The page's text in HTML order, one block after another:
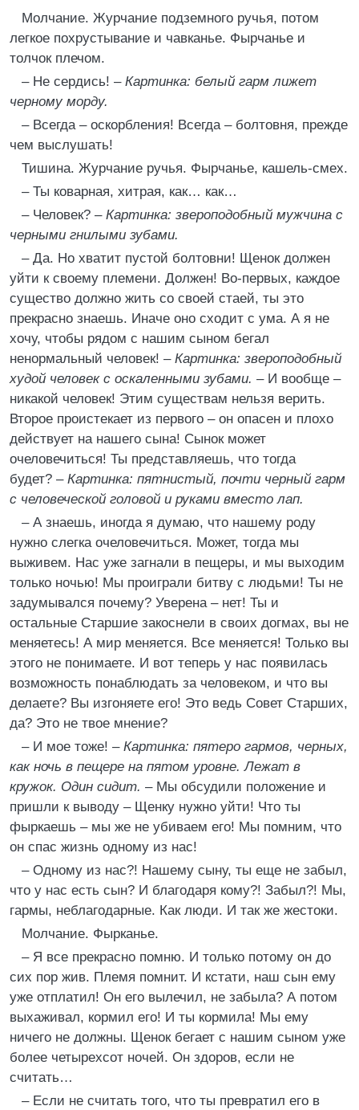
Молчание. Журчание подземного ручья, потом
легкое похрустывание и чавканье. Фырчанье и
толчок плечом.
– Не сердись! – Картинка: белый гарм лижет
черному морду.
– Всегда – оскорбления! Всегда – болтовня, прежде
чем выслушать!
Тишина. Журчание ручья. Фырчанье, кашель-смех.
– Ты коварная, хитрая, как… как…
– Человек? – Картинка: звероподобный мужчина с
черными гнилыми зубами.
– Да. Но хватит пустой болтовни! Щенок должен
уйти к своему племени. Должен! Во-первых, каждое
существо должно жить со своей стаей, ты это
прекрасно знаешь. Иначе оно сходит с ума. А я не
хочу, чтобы рядом с нашим сыном бегал
ненормальный человек! – Картинка: звероподобный
худой человек с оскаленными зубами. –И вообще –
никакой человек! Этим существам нельзя верить.
Второе проистекает из первого – он опасен и плохо
действует на нашего сына! Сынок может
очеловечиться! Ты представляешь, что тогда
будет? – Картинка: пятнистый, почти черный гарм
с человеческой головой и руками вместо лап.
– А знаешь, иногда я думаю, что нашему роду
нужно слегка очеловечиться. Может, тогда мы
выживем. Нас уже загнали в пещеры, и мы выходим
только ночью! Мы проиграли битву с людьми! Ты не
задумывался почему? Уверена – нет! Ты и
остальные Старшие закоснели в своих догмах, вы не
меняетесь! А мир меняется. Все меняется! Только вы
этого не понимаете. И вот теперь у нас появилась
возможность понаблюдать за человеком, и что вы
делаете? Вы изгоняете его! Это ведь Совет Старших,
да? Это не твое мнение?
– И мое тоже! – Картинка: пятеро гармов, черных,
как ночь в пещере на пятом уровне. Лежат в
кружок. Один сидит. – Мы обсудили положение и
пришли к выводу – Щенку нужно уйти! Что ты
фыркаешь – мы же не убиваем его! Мы помним, что
он спас жизнь одному из нас!
– Одному из нас?! Нашему сыну, ты еще не забыл,
что у нас есть сын? И благодаря кому?! Забыл?! Мы,
гармы, неблагодарные. Как люди. И так же жестоки.
Молчание. Фырканье.
– Я все прекрасно помню. И только потому он до
сих пор жив. Племя помнит. И кстати, наш сын ему
уже отплатил! Он его вылечил, не забыла? А потом
выхаживал, кормил его! И ты кормила! Мы ему
ничего не должны. Щенок бегает с нашим сыном уже
более четырехсот ночей. Он здоров, если не
считать…
– Если не считать того, что ты превратил его в